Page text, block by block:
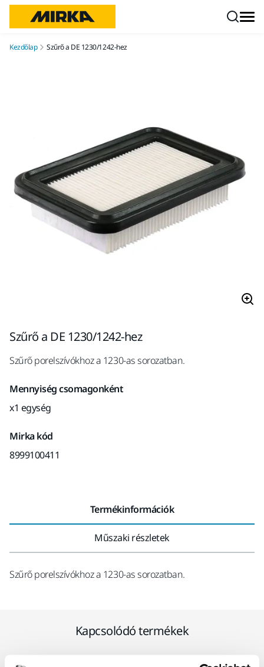
Kezdőlap Szűrő a DE 1230/1242-hez
Szűrő a DE 1230/1242-hez
Szűrő porelszívókhoz a 1230-as sorozatban.
Mennyiség csomagonként
x1 egység
Mirka kód
8999100411
Termékinformációk
Műszaki részletek
Szűrő porelszívókhoz a 1230-as sorozatban.
Kapcsolódó termékek